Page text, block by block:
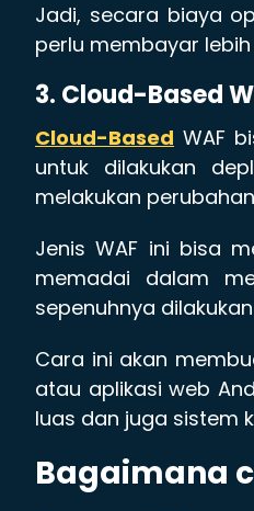
Jadi, secara biaya
perlu membayar
3. Cloud-Based
Cloud-Based WAF
untuk dilakukan
melakukan
Jenis WAF ini bisa
memadai dalam
sepenuhnya
Cara ini akan
atau aplikasi web
luas dan juga sistem
Bagaimana